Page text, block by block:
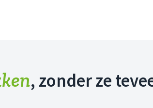
, zonder ze